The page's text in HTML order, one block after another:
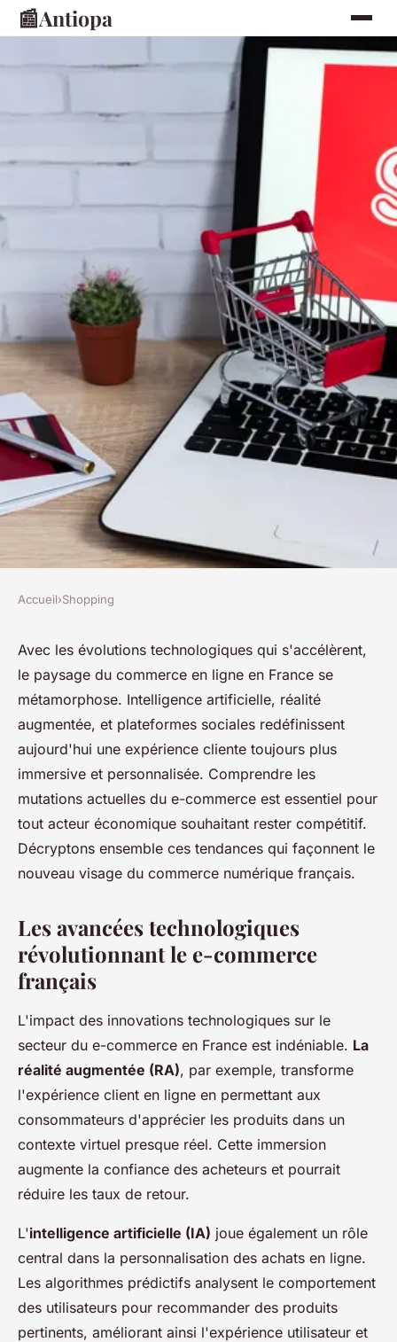
📰Antiopa
SHOPPING
Les dernières tendances du e-
commerce en france
décryptées
josèphe•6 avril 2024•3 min de lecture
Accueil›Shopping
Avec les évolutions technologiques qui s'accélèrent,
le paysage du commerce en ligne en France se
métamorphose. Intelligence artificielle, réalité
augmentée, et plateformes sociales redéfinissent
aujourd'hui une expérience cliente toujours plus
immersive et personnalisée. Comprendre les
mutations actuelles du e-commerce est essentiel pour
tout acteur économique souhaitant rester compétitif.
Décryptons ensemble ces tendances qui façonnent le
nouveau visage du commerce numérique français.
Les avancées technologiques
révolutionnant le e-commerce
français
L'impact des innovations technologiques sur le
secteur du e-commerce en France est indéniable. La
réalité augmentée (RA), par exemple, transforme
l'expérience client en ligne en permettant aux
consommateurs d'apprécier les produits dans un
contexte virtuel presque réel. Cette immersion
augmente la confiance des acheteurs et pourrait
réduire les taux de retour.
L'intelligence artificielle (IA) joue également un rôle
central dans la personnalisation des achats en ligne.
Les algorithmes prédictifs analysent le comportement
des utilisateurs pour recommander des produits
pertinents, améliorant ainsi l'expérience utilisateur et